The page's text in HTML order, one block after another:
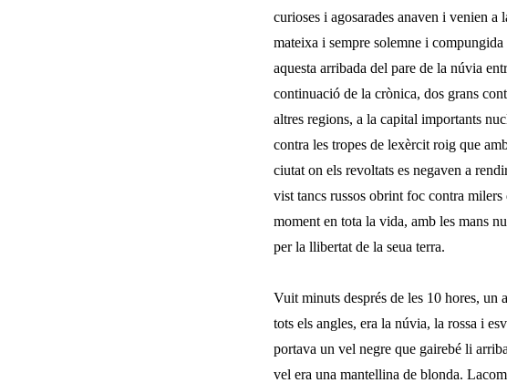
curioses i agosarades anaven i venien
mateixa i sempre solemne i
aquesta arribada del pare de la núvia
continuació de la crònica, dos grans
altres regions, a la capital importants
contra les tropes de lexèrcit roig que
ciutat on els revoltats es negaven a
vist tancs russos obrint foc contra milers
moment en tota la vida, amb les mans
per la llibertat de la seua terra.
Vuit minuts després de les 10 hores, un
tots els an­gles, era la núvia, la rossa i
portava un vel negre que gairebé li
vel era una mantellina de blonda.